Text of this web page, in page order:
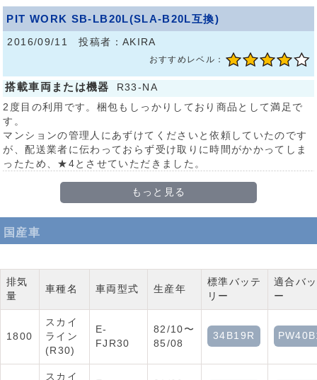
PIT WORK SB-LB20L(SLA-B20L互換)
2016/09/11 投稿者：AKIRA
おすすめレベル：
搭載車両または機器
R33-NA
2度目の利用です。梱包もしっかりしており商品として満足で
す。
マンションの管理人にあずけてくださいと依頼していたのです
が、配送業者に伝わっておらず受け取りに時間がかかってしま
ったため、★4とさせていただきました。
もっと見る
国産車
排気
量
車種名 車両型式 生産年
標準バッテ
リー
適合バ
ー
1800
スカイ
ライン
(R30)
E-
FJR30
82/10〜
85/08
34B19R
スカイ